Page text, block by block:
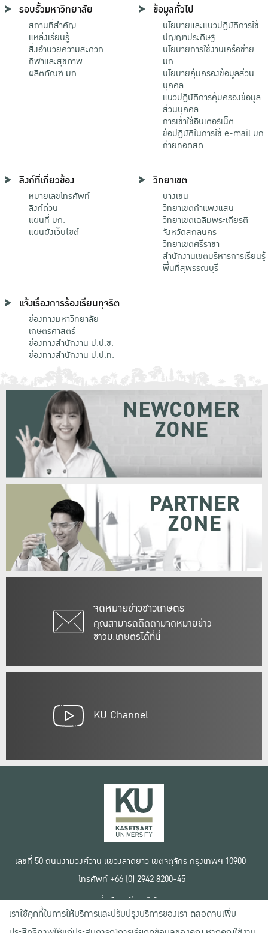
รอบรั้วมหาวิทยาลัย
สถานที่สำคัญ
แหล่งเรียนรู้
สิ่งอำนวยความสะดวก
กีฬาและสุขภาพ
ผลิตภัณฑ์ มก.
ข้อมูลทั่วไป
นโยบายและแนวปฏิบัติการใช้
ปัญญาประดิษฐ์
นโยบายการใช้งานเครือข่าย
มก.
นโยบายคุ้มครองข้อมูลส่วน
บุคคล
แนวปฏิบัติการคุ้มครองข้อมูล
ส่วนบุคคล
การเข้าใช้อินเตอร์เน็ต
ข้อปฏิบัติในการใช้ e-mail มก.
ถ่ายทอดสด
ลิงก์ที่เกี่ยวข้อง
หมายเลขโทรศัพท์
ลิงก์ด่วน
แผนที่ มก.
แผนผังเว็บไซต์
วิทยาเขต
บางเขน
วิทยาเขตกําแพงแสน
วิทยาเขตเฉลิมพระเกียรติ
จังหวัดสกลนคร
วิทยาเขตศรีราชา
สำนักงานเขตบริหารการเรียนรู้
พื้นที่สุพรรณบุรี
แจ้งเรื่องการร้องเรียนทุจริต
ช่องทางมหาวิทยาลัย
เกษตรศาสตร์
ช่องทางสำนักงาน ป.ป.ช.
ช่องทางสำนักงาน ป.ป.ท.
จดหมายข่าวชาวเกษตร
คุณสามารถติดตามจดหมายข่าว
ชาวม.เกษตรได้ที่นี่
NEWCOMER
ZONE
PARTNER
ZONE
KU Channel
เลขที่ 50 ถนนงามวงศ์วาน แขวงลาดยาว เขตจตุจักร กรุงเทพฯ 10900
โทรศัพท์ +66 (0) 2942 8200-45
เงื่อนไขการใช้งานเว็บไซต์
ข้อตกลงด้านสิทธิ์ใช้งาน
นโยบายความเป็นส่วนตัว
เราใช้คุกกี้ในการให้บริการและปรับปรุงบริการของเรา ตลอดจนเพิ่ม